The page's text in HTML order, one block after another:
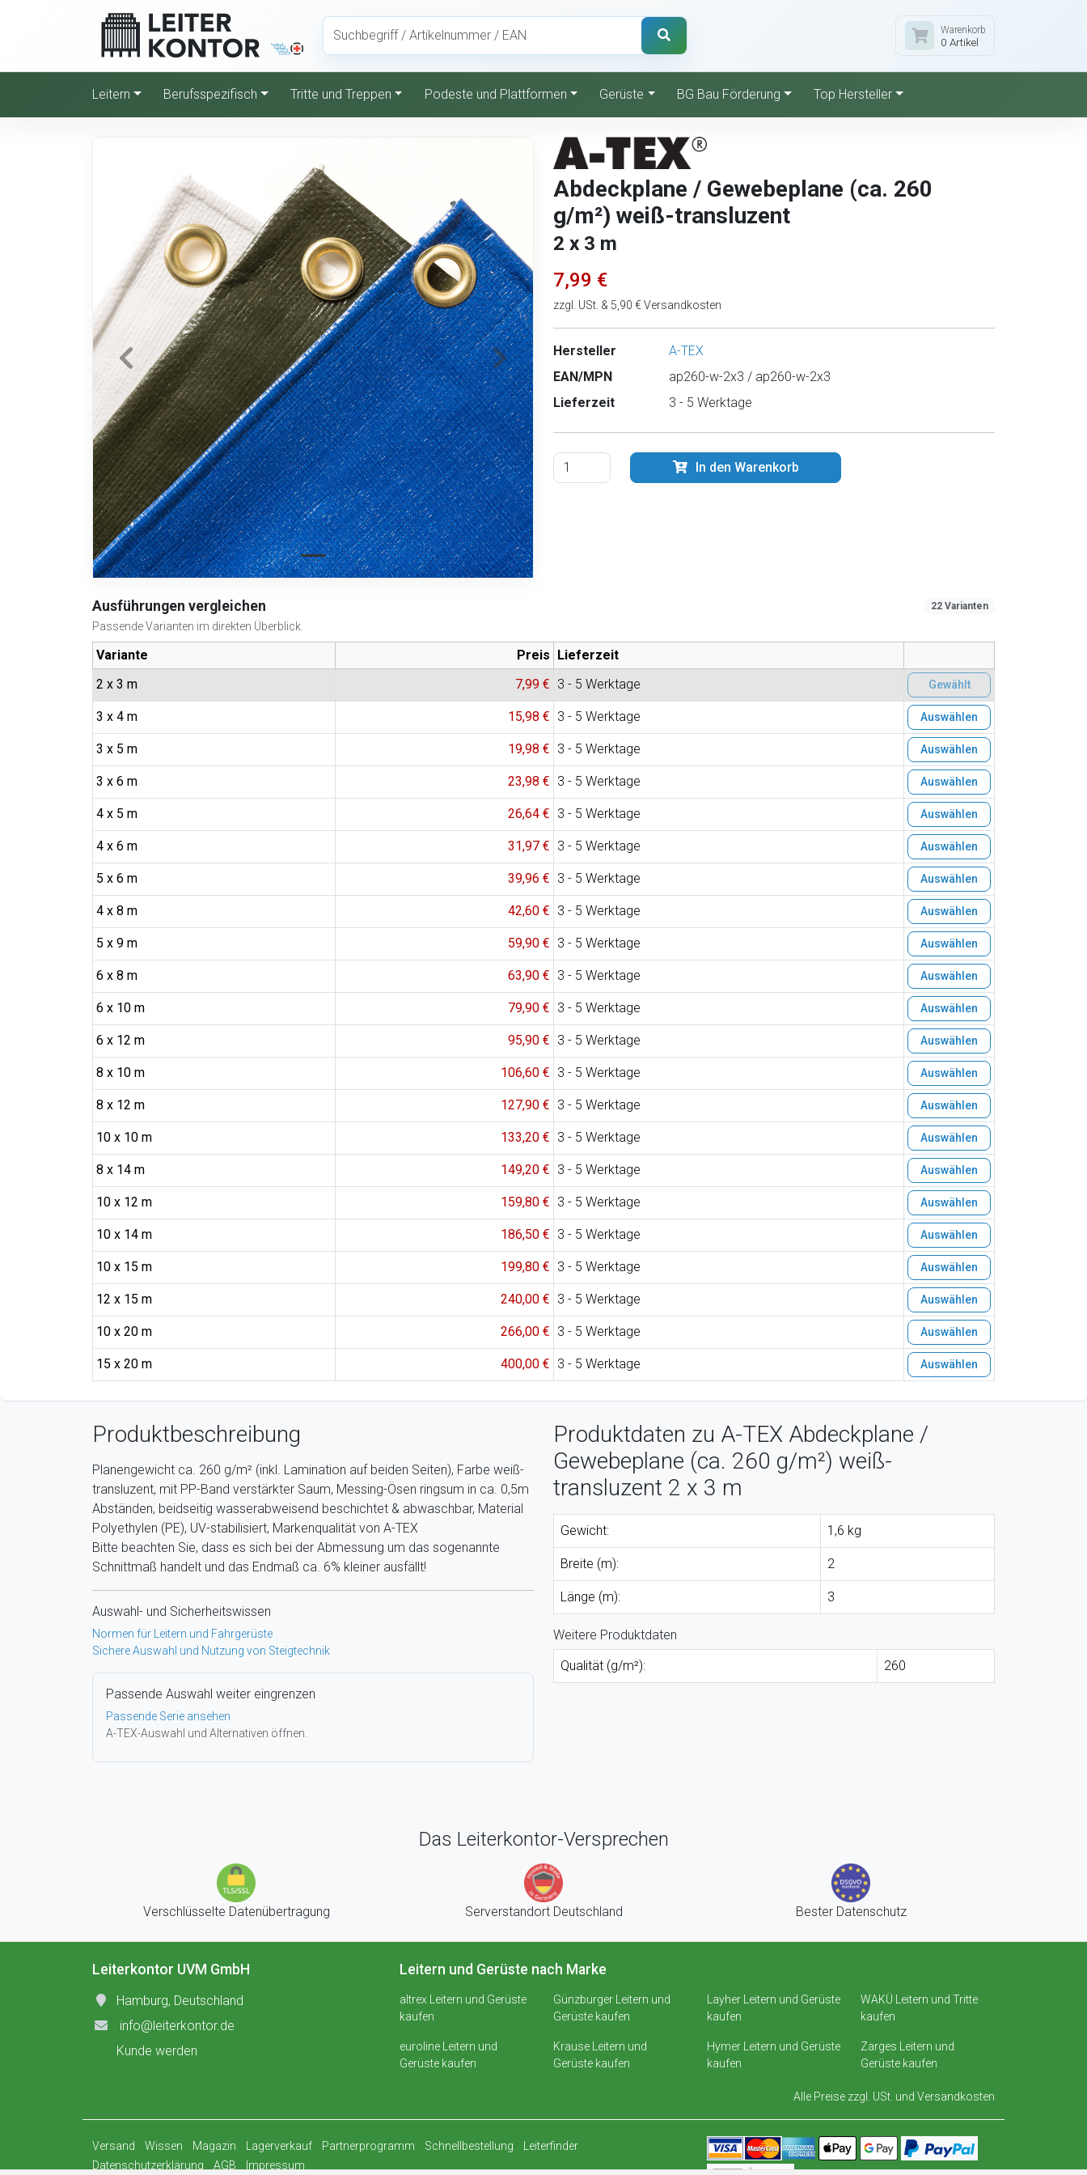
Warenkorb
0 Artikel
Leitern Berufsspezifisch Tritte und Treppen Podeste und Plattformen Gerüste BG Bau Förderung Top Hersteller
Abdeckplane / Gewebeplane (ca. 260
g/m²) weiß-transluzent
2 x 3 m
7,99 €
zzgl. USt. & 5,90 € Versandkosten
Hersteller
A-TEX
EAN/MPN
ap260-w-2x3 / ap260-w-2x3
Lieferzeit
3 - 5 Werktage
In den Warenkorb
Ausführungen vergleichen
Passende Varianten im direkten Überblick.
22 Varianten
Variante Preis Lieferzeit
2 x 3 m
7,99 € 3 - 5 Werktage Gewählt
3 x 4 m 15,98 € 3 - 5 Werktage Auswählen
3 x 5 m 19,98 € 3 - 5 Werktage Auswählen
3 x 6 m 23,98 € 3 - 5 Werktage Auswählen
4 x 5 m 26,64 € 3 - 5 Werktage Auswählen
4 x 6 m 31,97 € 3 - 5 Werktage Auswählen
5 x 6 m 39,96 € 3 - 5 Werktage Auswählen
4 x 8 m 42,60 € 3 - 5 Werktage Auswählen
5 x 9 m 59,90 € 3 - 5 Werktage Auswählen
6 x 8 m 63,90 € 3 - 5 Werktage Auswählen
6 x 10 m 79,90 € 3 - 5 Werktage Auswählen
6 x 12 m 95,90 € 3 - 5 Werktage Auswählen
8 x 10 m 106,60 € 3 - 5 Werktage Auswählen
8 x 12 m 127,90 € 3 - 5 Werktage Auswählen
10 x 10 m 133,20 € 3 - 5 Werktage Auswählen
8 x 14 m 149,20 € 3 - 5 Werktage Auswählen
10 x 12 m 159,80 € 3 - 5 Werktage Auswählen
10 x 14 m 186,50 € 3 - 5 Werktage Auswählen
10 x 15 m 199,80 € 3 - 5 Werktage Auswählen
12 x 15 m 240,00 € 3 - 5 Werktage Auswählen
10 x 20 m 266,00 € 3 - 5 Werktage Auswählen
15 x 20 m 400,00 € 3 - 5 Werktage Auswählen
Produktbeschreibung
Planengewicht ca. 260 g/m² (inkl. Lamination auf beiden Seiten), Farbe weiß-
transluzent, mit PP-Band verstärkter Saum, Messing-Ösen ringsum in ca. 0,5m
Abständen, beidseitig wasserabweisend beschichtet & abwaschbar, Material
Polyethylen (PE), UV-stabilisiert, Markenqualität von A-TEX
Bitte beachten Sie, dass es sich bei der Abmessung um das sogenannte
Schnittmaß handelt und das Endmaß ca. 6% kleiner ausfällt!
Auswahl- und Sicherheitswissen
Normen für Leitern und Fahrgerüste
Sichere Auswahl und Nutzung von Steigtechnik
Passende Auswahl weiter eingrenzen
Passende Serie ansehen
A-TEX-Auswahl und Alternativen öffnen.
Produktdaten zu A-TEX Abdeckplane /
Gewebeplane (ca. 260 g/m²) weiß-
transluzent 2 x 3 m
Gewicht: 1,6 kg
Breite (m): 2
Länge (m): 3
Weitere Produktdaten
Qualität (g/m²):
260
Das Leiterkontor-Versprechen
Verschlüsselte Datenübertragung Serverstandort Deutschland Bester Datenschutz
Leiterkontor UVM GmbH
Hamburg, Deutschland
info@leiterkontor.de
Kunde werden
Leitern und Gerüste nach Marke
altrex Leitern und Gerüste
kaufen
euroline Leitern und
Gerüste kaufen
Günzburger Leitern und
Gerüste kaufen
Krause Leitern und
Gerüste kaufen
Layher Leitern und Gerüste
kaufen
Hymer Leitern und Gerüste
kaufen
WAKÜ Leitern und Tritte
kaufen
Zarges Leitern und
Gerüste kaufen
Alle Preise zzgl. USt. und Versandkosten
Versand Wissen Magazin Lagerverkauf Partnerprogramm Schnellbestellung
Leiterfinder
Datenschutzerklärung
AGB Impressum